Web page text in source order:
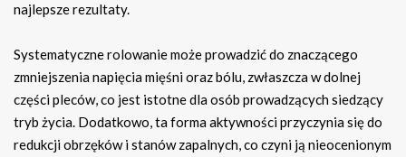
najlepsze rezultaty.
Systematyczne rolowanie może prowadzić do znaczącego
zmniejszenia napięcia mięśni oraz bólu, zwłaszcza w dolnej
części pleców, co jest istotne dla osób prowadzących siedzący
tryb życia. Dodatkowo, ta forma aktywności przyczynia się do
redukcji obrzęków i stanów zapalnych, co czyni ją nieocenionym